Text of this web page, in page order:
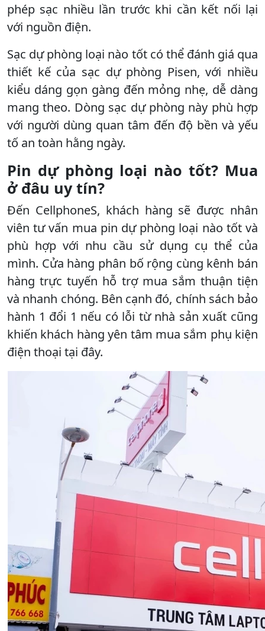
phép sạc nhiều lần trước khi cần kết nối lại
với nguồn điện.
Sạc dự phòng loại nào tốt có thể đánh giá qua
thiết kế của sạc dự phòng Pisen, với nhiều
kiểu dáng gọn gàng đến mỏng nhẹ, dễ dàng
mang theo. Dòng sạc dự phòng này phù hợp
với người dùng quan tâm đến độ bền và yếu
tố an toàn hằng ngày.
Pin dự phòng loại nào tốt? Mua
ở đâu uy tín?
Đến CellphoneS, khách hàng sẽ được nhân
viên tư vấn mua pin dự phòng loại nào tốt và
phù hợp với nhu cầu sử dụng cụ thể của
mình. Cửa hàng phân bố rộng cùng kênh bán
hàng trực tuyến hỗ trợ mua sắm thuận tiện
và nhanh chóng. Bên cạnh đó, chính sách bảo
hành 1 đổi 1 nếu có lỗi từ nhà sản xuất cũng
khiến khách hàng yên tâm mua sắm phụ kiện
điện thoại tại đây.